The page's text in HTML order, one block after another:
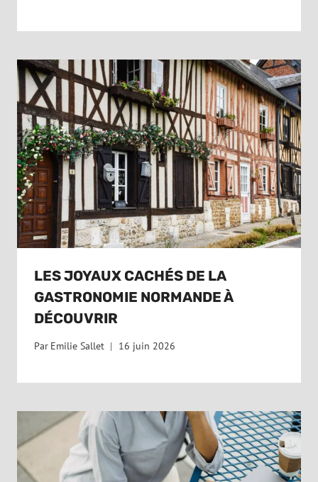
LES JOYAUX CACHÉS DE LA
GASTRONOMIE NORMANDE À
DÉCOUVRIR
Par Emilie Sallet 16 juin 2026